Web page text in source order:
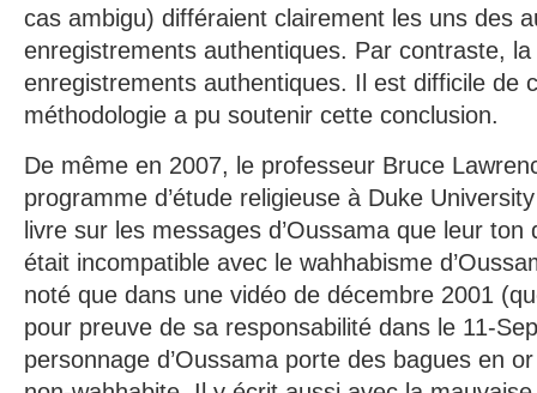
cas ambigu) différaient clairement les uns des
enregistrements authentiques. Par contraste,
enregistrements authentiques. Il est difficile de
méthodologie a pu soutenir cette conclusion.
De même en 2007, le professeur Bruce
programme d’étude religieuse à Duke
livre sur les messages d’Oussama que leur
était incompatible avec le wahhabisme
noté que dans une vidéo de décembre 2001
pour preuve de sa responsabilité dans le 11-
personnage d’Oussama porte des bagues en